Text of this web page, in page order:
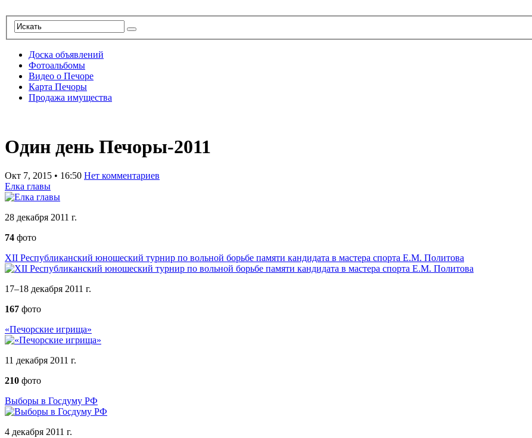
Доска объявлений
Фотоальбомы
Видео о Печоре
Карта Печоры
Продажа имущества
Один день Печоры-2011
Окт 7, 2015 • 16:50 Нет комментариев
Елка главы
28 декабря 2011 г.
74 фото
XII Республиканский юношеский турнир по вольной борьбе памяти кандидата в мастера спорта Е.М. Политова
17–18 декабря 2011 г.
167 фото
«Печорские игрища»
11 декабря 2011 г.
210 фото
Выборы в Госдуму РФ
4 декабря 2011 г.